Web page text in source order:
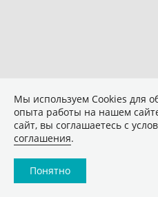
Мы используем Сookies для
опыта работы на нашем
сайт, вы соглашаетесь с
соглашения.
Понятно